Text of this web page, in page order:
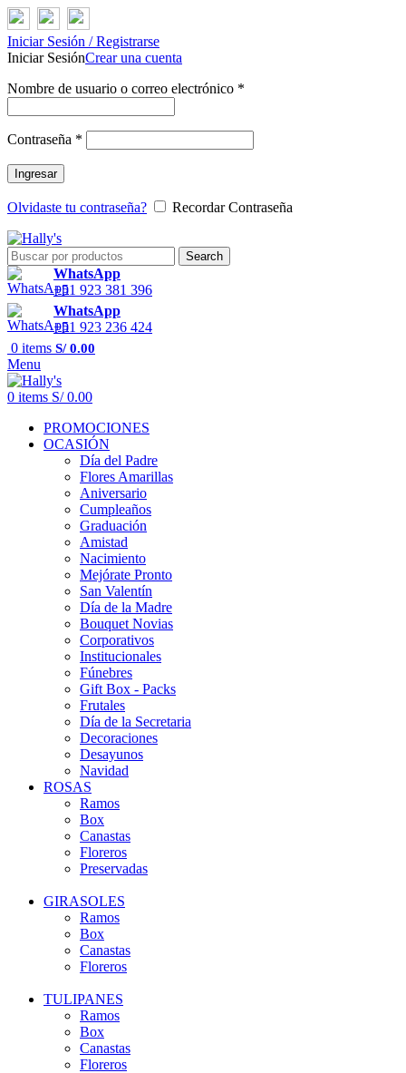
Iniciar Sesión / Registrarse
Iniciar SesiónCrear una cuenta
Nombre de usuario o correo electrónico *
Contraseña *
Ingresar
Olvidaste tu contraseña? Recordar Contraseña
Search
WhatsApp
+51 923 381 396
WhatsApp
+51 923 236 424
0 items S/0.00
Menu
0 items S/0.00
PROMOCIONES
OCASIÓN
Día del Padre
Flores Amarillas
Aniversario
Cumpleaños
Graduación
Amistad
Nacimiento
Mejórate Pronto
San Valentín
Día de la Madre
Bouquet Novias
Corporativos
Institucionales
Fúnebres
Gift Box - Packs
Frutales
Día de la Secretaria
Decoraciones
Desayunos
Navidad
ROSAS
Ramos
Box
Canastas
Floreros
Preservadas
GIRASOLES
Ramos
Box
Canastas
Floreros
TULIPANES
Ramos
Box
Canastas
Floreros